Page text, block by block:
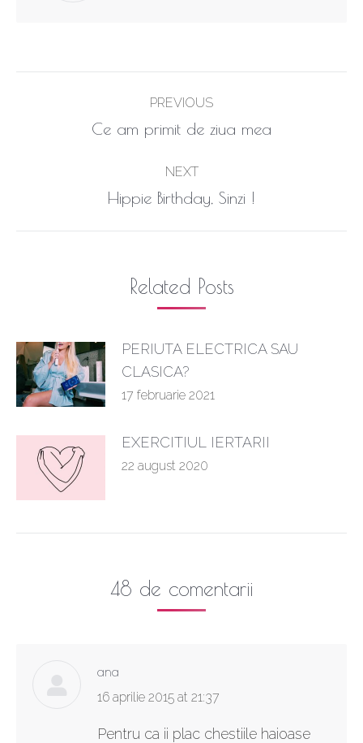
navigation
PREVIOUS
Previous
Ce am primit de ziua mea
NEXT
Next
Hippie Birthday, Sinzi !
Related Posts
PERIUTA ELECTRICA SAU
CLASICA?
17 februarie 2021
EXERCITIUL IERTARII
22 august 2020
48 de comentarii
ana
says:
16 aprilie 2015 at 21:37
Pentru ca ii plac chestiile haioase